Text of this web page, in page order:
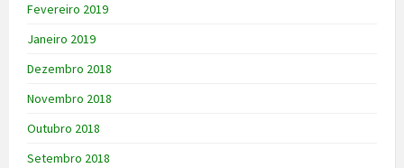
Fevereiro 2019
Janeiro 2019
Dezembro 2018
Novembro 2018
Outubro 2018
Setembro 2018